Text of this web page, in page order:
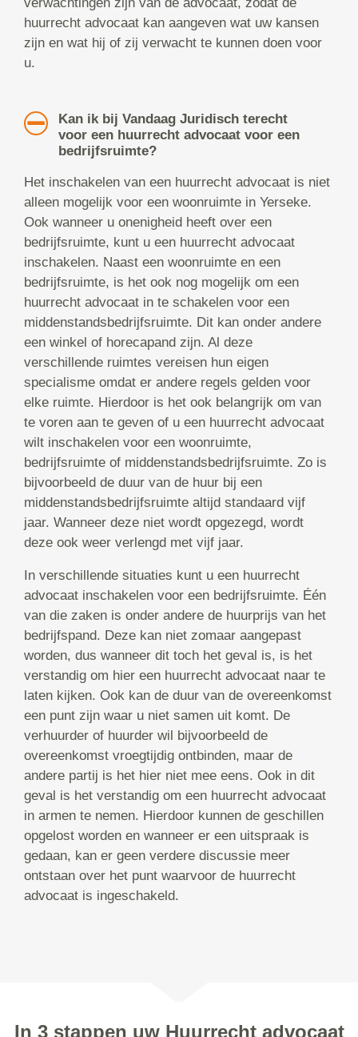
verwachtingen zijn van de advocaat, zodat de
huurrecht advocaat kan aangeven wat uw kansen
zijn en wat hij of zij verwacht te kunnen doen voor
u.
Kan ik bij Vandaag Juridisch terecht
voor een huurrecht advocaat voor een
bedrijfsruimte?
Het inschakelen van een huurrecht advocaat is niet
alleen mogelijk voor een woonruimte in Yerseke.
Ook wanneer u onenigheid heeft over een
bedrijfsruimte, kunt u een huurrecht advocaat
inschakelen. Naast een woonruimte en een
bedrijfsruimte, is het ook nog mogelijk om een
huurrecht advocaat in te schakelen voor een
middenstandsbedrijfsruimte. Dit kan onder andere
een winkel of horecapand zijn. Al deze
verschillende ruimtes vereisen hun eigen
specialisme omdat er andere regels gelden voor
elke ruimte. Hierdoor is het ook belangrijk om van
te voren aan te geven of u een huurrecht advocaat
wilt inschakelen voor een woonruimte,
bedrijfsruimte of middenstandsbedrijfsruimte. Zo is
bijvoorbeeld de duur van de huur bij een
middenstandsbedrijfsruimte altijd standaard vijf
jaar. Wanneer deze niet wordt opgezegd, wordt
deze ook weer verlengd met vijf jaar.
In verschillende situaties kunt u een huurrecht
advocaat inschakelen voor een bedrijfsruimte. Één
van die zaken is onder andere de huurprijs van het
bedrijfspand. Deze kan niet zomaar aangepast
worden, dus wanneer dit toch het geval is, is het
verstandig om hier een huurrecht advocaat naar te
laten kijken. Ook kan de duur van de overeenkomst
een punt zijn waar u niet samen uit komt. De
verhuurder of huurder wil bijvoorbeeld de
overeenkomst vroegtijdig ontbinden, maar de
andere partij is het hier niet mee eens. Ook in dit
geval is het verstandig om een huurrecht advocaat
in armen te nemen. Hierdoor kunnen de geschillen
opgelost worden en wanneer er een uitspraak is
gedaan, kan er geen verdere discussie meer
ontstaan over het punt waarvoor de huurrecht
advocaat is ingeschakeld.
In 3 stappen uw Huurrecht advocaat